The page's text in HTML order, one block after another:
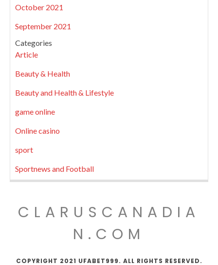
October 2021
September 2021
Categories
Article
Beauty & Health
Beauty and Health & Lifestyle
game online
Online casino
sport
Sportnews and Football
CLARUSCANADIA
N.COM
COPYRIGHT 2021 UFABET999. ALL RIGHTS RESERVED.